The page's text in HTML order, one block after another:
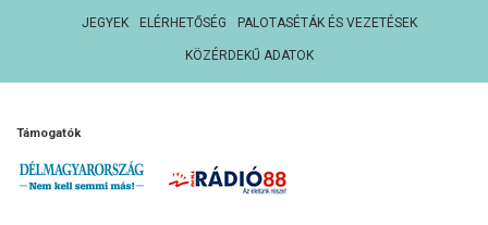
JEGYEK ELÉRHETŐSÉG PALOTASÉTÁK ÉS VEZETÉSEK
KÖZÉRDEKŰ ADATOK
Támogatók